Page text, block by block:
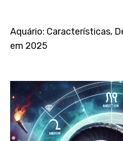
Aquário: Características,
em 2025